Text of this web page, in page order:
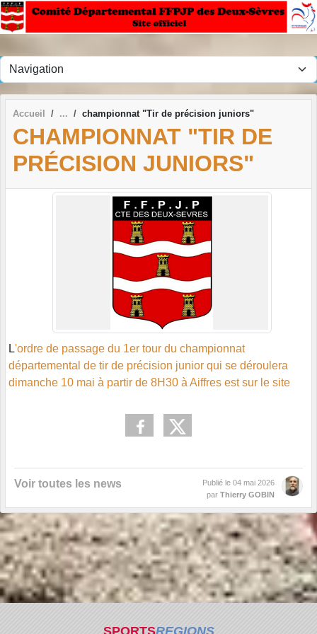
Accueil championnat "Tir de précision juniors"
CHAMPIONNAT "TIR DE
PRÉCISION JUNIORS"
L'ordre de passage du 1er tour du championnat
départemental de tir de précision junior qui se déroulera
dimanche 10 mai à partir de 8H30 à Aiffres est sur le site
Voir toutes les news Publié le 04 mai 2026
par Thierry GOBIN
SPORTSREGIONS
Panneau de gestion des cookies